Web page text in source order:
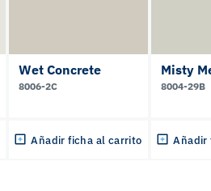
Wet Concrete
8006-2C
Añadir ficha al carrito
Misty
8004-29B
Añadir